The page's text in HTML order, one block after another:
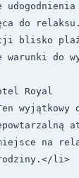
do
blisko
warunki do
wyjątkowy
na
li>